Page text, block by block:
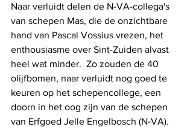
Naar verluidt delen de N-VA-collega's
van schepen Mas, die de onzichtbare
hand van Pascal Vossius vrezen, het
enthousiasme over Sint-Zuiden alvast
heel wat minder.  Zo zouden de 40
olijfbomen, naar verluidt nog goed te
keuren op het schepencollege, een
doorn in het oog zijn van de schepen
van Erfgoed Jelle Engelbosch (N-VA).